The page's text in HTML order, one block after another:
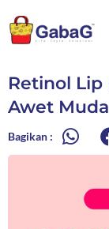
ke
konten
Retinol Lip
Awet Muda
Bagikan :